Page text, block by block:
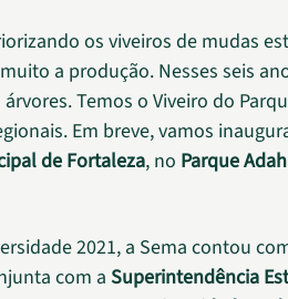
os viveiros de mudas
a produção. Nesses seis
Temos o Viveiro do
Em breve, vamos
de Fortaleza, no Parque
2021, a Sema contou
com a Superintendência